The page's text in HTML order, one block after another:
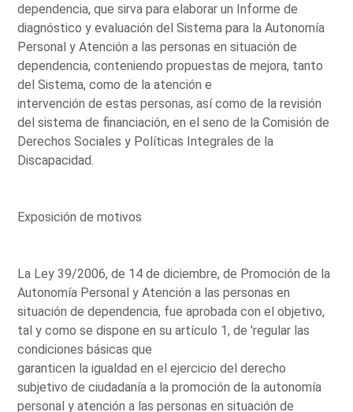
dependencia, que sirva para elaborar un Informe de
diagnóstico y evaluación del Sistema para la Autonomía
Personal y Atención a las personas en situación de
dependencia, conteniendo propuestas de mejora, tanto
del Sistema, como de la atención e
intervención de estas personas, así como de la revisión
del sistema de financiación, en el seno de la Comisión de
Derechos Sociales y Políticas Integrales de la
Discapacidad.
Exposición de motivos
La Ley 39/2006, de 14 de diciembre, de Promoción de la
Autonomía Personal y Atención a las personas en
situación de dependencia, fue aprobada con el objetivo,
tal y como se dispone en su artículo 1, de 'regular las
condiciones básicas que
garanticen la igualdad en el ejercicio del derecho
subjetivo de ciudadanía a la promoción de la autonomía
personal y atención a las personas en situación de